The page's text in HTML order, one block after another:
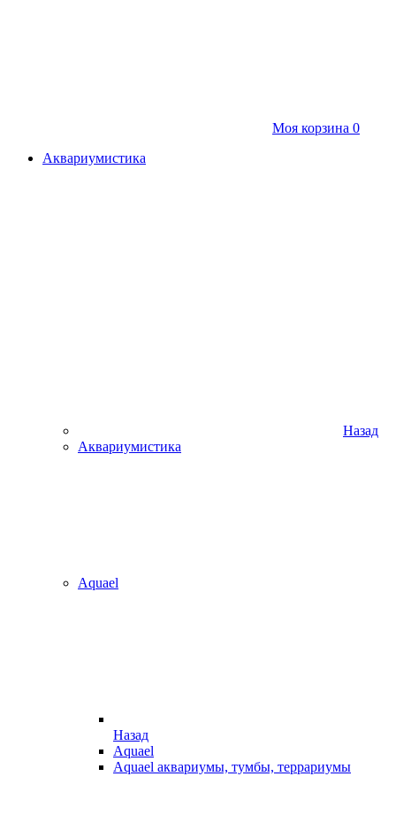
Моя корзина 0
Аквариумистика
Назад
Аквариумистика
Aquael
Назад
Aquael
Aquael аквариумы, тумбы, террариумы